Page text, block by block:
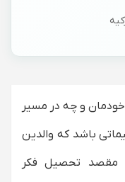
یا ترکیه؟
مزایا و ویژگی‌های کلیدی مدرسه iBOS لندن برای
و چه در مسیر
باشد که والدین
مقصد تحصیل فکر